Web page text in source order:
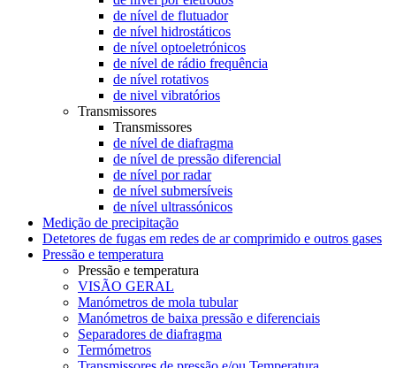
de nível de flutuador
de nível hidrostáticos
de nível optoeletrónicos
de nível de rádio frequência
de nível rotativos
de nivel vibratórios
Transmissores
Transmissores
de nível de diafragma
de nível de pressão diferencial
de nível por radar
de nível submersíveis
de nível ultrassónicos
Medição de precipitação
Detetores de fugas em redes de ar comprimido e outros gases
Pressão e temperatura
Pressão e temperatura
VISÃO GERAL
Manómetros de mola tubular
Manómetros de baixa pressão e diferenciais
Separadores de diafragma
Termómetros